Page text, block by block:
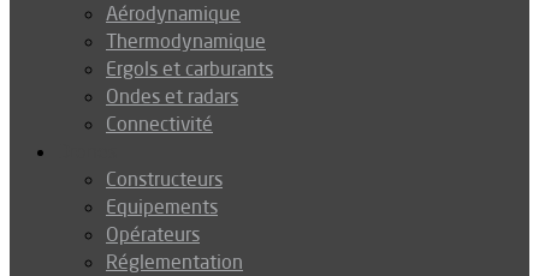
Aérodynamique
Thermodynamique
Ergols et carburants
Ondes et radars
Connectivité
Constructeurs
Equipements
Opérateurs
Réglementation